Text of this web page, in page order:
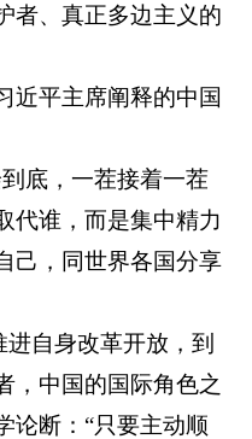
者、真正多边主义的
近平主席阐释的中国
底，一茬接着一茬
代谁，而是集中精力
己，同世界各国分享
自身改革开放，到
，中国的国际角色之
论断：“只要主动顺